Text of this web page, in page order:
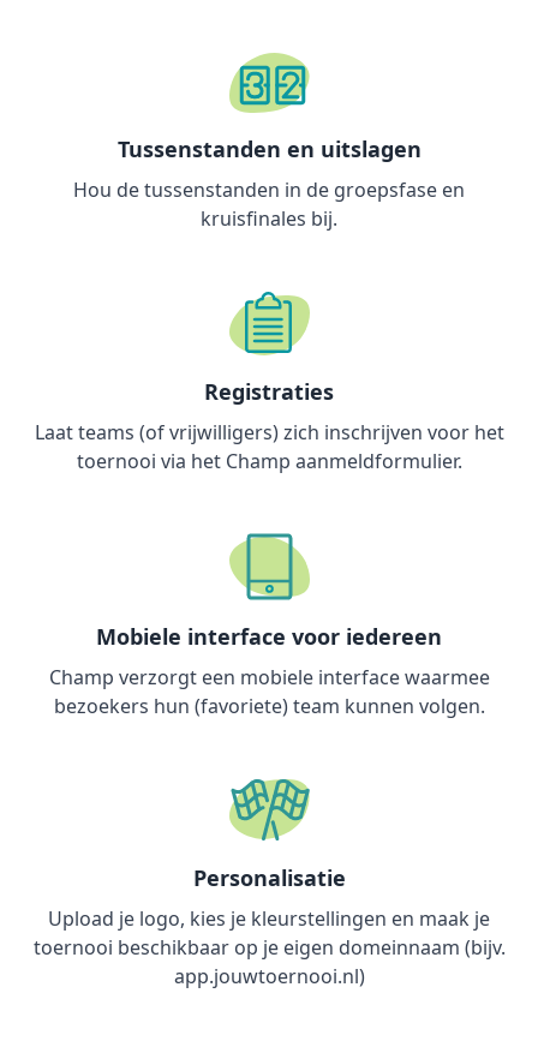
Tussenstanden en uitslagen
Hou de tussenstanden in de groepsfase en
kruisfinales bij.
Registraties
Laat teams (of vrijwilligers) zich inschrijven voor het
toernooi via het Champ aanmeldformulier.
Mobiele interface voor iedereen
Champ verzorgt een mobiele interface waarmee
bezoekers hun (favoriete) team kunnen volgen.
Personalisatie
Upload je logo, kies je kleurstellingen en maak je
toernooi beschikbaar op je eigen domeinnaam (bijv.
app.jouwtoernooi.nl)